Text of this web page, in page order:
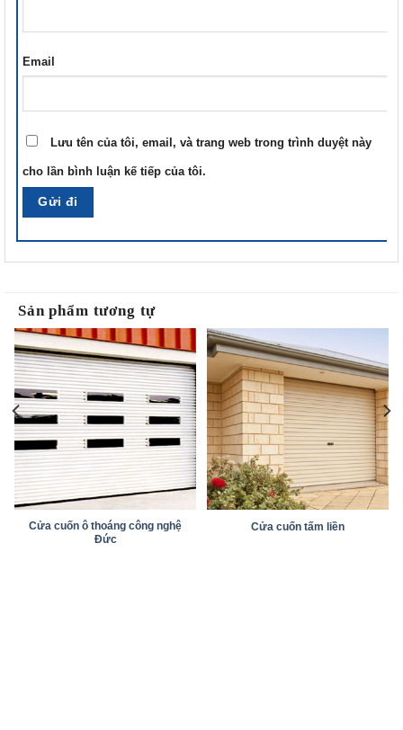
Email
Lưu tên của tôi, email, và trang web trong trình duyệt này
cho lần bình luận kế tiếp của tôi.
Sản phẩm tương tự
Cửa cuốn ô thoáng công nghệ
Đức
Cửa cuốn tấm liền